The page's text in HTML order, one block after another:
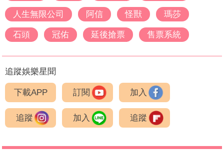
人生無限公司 阿信 怪獸 瑪莎
石頭 冠佑 延後搶票 售票系統
追蹤娛樂星聞
下載APP 訂閱 加入
追蹤 加入 追蹤